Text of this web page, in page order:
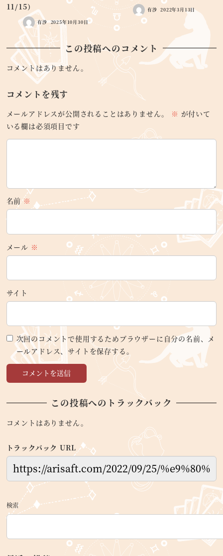
11/15）
有沙 2025年10月30日
有沙 2022年3月13日
この投稿へのコメント
コメントはありません。
コメントを残す
メールアドレスが公開されることはありません。 ※ が付いて
いる欄は必須項目です
名前※
メール ※
サイト
次回のコメントで使用するためブラウザーに自分の名前、メ
ールアドレス、サイトを保存する。
この投稿へのトラックバック
コメントはありません。
トラックバック URL
検索